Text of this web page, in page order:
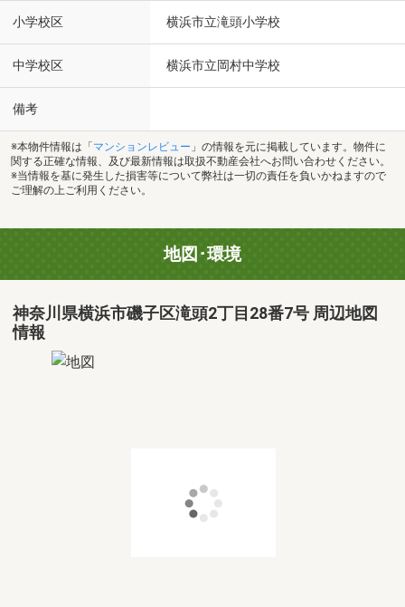
小学校区 横浜市立滝頭小学校
中学校区 横浜市立岡村中学校
備考
※本物件情報は「 マンションレビュー 」の情報を元に掲載しています。物件に
関する正確な情報、及び最新情報は取扱不動産会社へお問い合わせください。
※当情報を基に発生した損害等について弊社は一切の責任を負いかねますので
ご理解の上ご利用ください。
地図･環境
神奈川県横浜市磯子区滝頭2丁目28番7号 周辺地図
情報